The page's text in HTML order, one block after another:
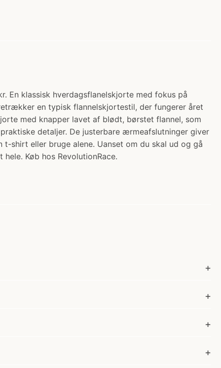
En klassisk hverdagsflanelskjorte med fokus på
en typisk flannelskjortestil, der fungerer året
med knapper lavet af blødt, børstet flannel, som
detaljer. De justerbare ærmeafslutninger giver
shirt eller bruge alene. Uanset om du skal ud og gå
Køb hos RevolutionRace.